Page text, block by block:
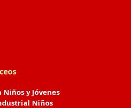
y Jóvenes
Niños